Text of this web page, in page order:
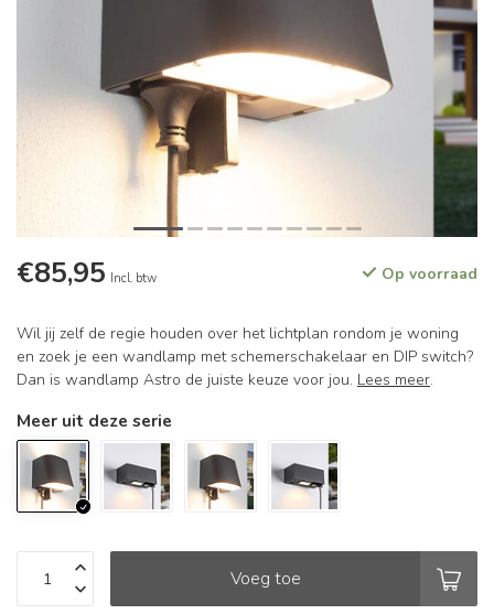
€85,95 Incl. btw Op voorraad
Wil jij zelf de regie houden over het lichtplan rondom je woning
en zoek je een wandlamp met schemerschakelaar en DIP switch?
Dan is wandlamp Astro de juiste keuze voor jou. Lees meer.
Meer uit deze serie
Voeg toe